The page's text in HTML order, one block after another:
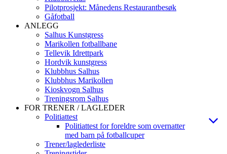
Pilotprosjekt: Månedens Restaurantbesøk
Gåfotball
ANLEGG
Salhus Kunstgress
Marikollen fotballbane
Tellevik Idrettpark
Hordvik kunstgress
Klubbhus Salhus
Klubbhus Marikollen
Kioskvogn Salhus
Treningsrom Salhus
FOR TRENER / LAGLEDER
Politiattest
Politiattest for foreldre som overnatter
med barn på fotballcuper
Trener/laglederliste